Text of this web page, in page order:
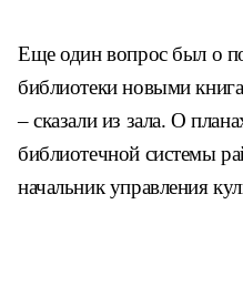
Еще один вопрос был о
библиотекиновыми
– сказали из зала. О
библиотечной системы
начальник управления